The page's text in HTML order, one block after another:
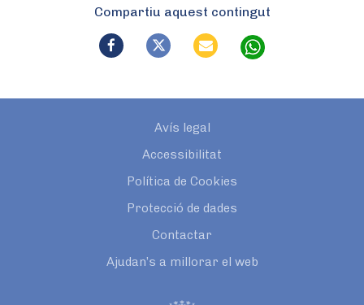
Compartiu aquest contingut
Avís legal
Accessibilitat
Política de Cookies
Protecció de dades
Contactar
Ajudan’s a millorar el web